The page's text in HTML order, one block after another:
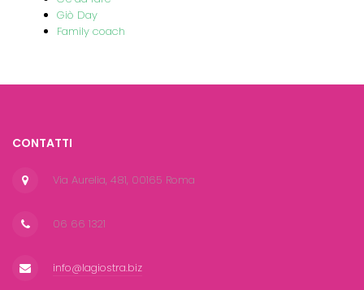
Giò Day
Family coach
CONTATTI
Via Aurelia, 481, 00165 Roma
06 66 1321
info@lagiostra.biz